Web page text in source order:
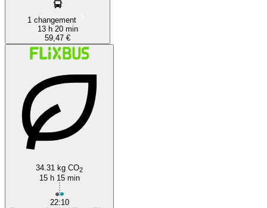
1 changement
13 h 20 min
59,47 €
34.31 kg CO2
15 h 15 min
22:10